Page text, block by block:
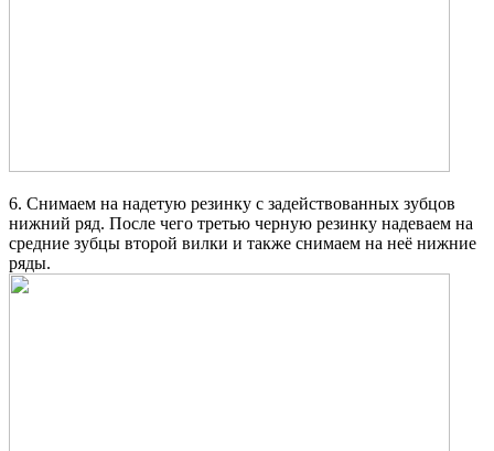
6. Снимаем на надетую резинку с задействованных зубцов
нижний ряд. После чего третью черную резинку надеваем на
средние зубцы второй вилки и также снимаем на неё нижние
ряды.